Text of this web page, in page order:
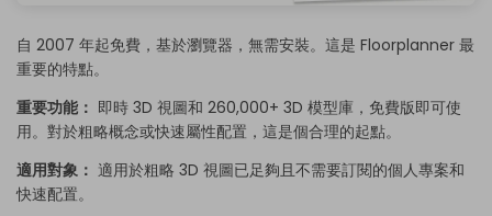
自 2007 年起免費，基於瀏覽器，無需安裝。這是 Floorplanner 最
重要的特點。
重要功能： 即時 3D 視圖和 260,000+ 3D 模型庫，免費版即可使
用。對於粗略概念或快速屬性配置，這是個合理的起點。
適用對象： 適用於粗略 3D 視圖已足夠且不需要訂閱的個人專案和
快速配置。